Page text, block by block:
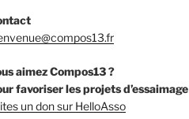
aimez Compos13 ?
favoriser les projets d’essaimage
un don sur HelloAsso